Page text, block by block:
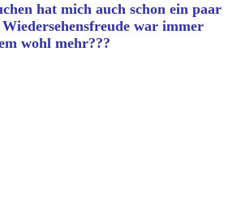
hat mich auch schon ein paar
war immer
wohl mehr???